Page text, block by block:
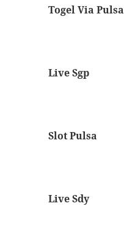
Togel Via Pulsa
Live Sgp
Slot Pulsa
Live Sdy